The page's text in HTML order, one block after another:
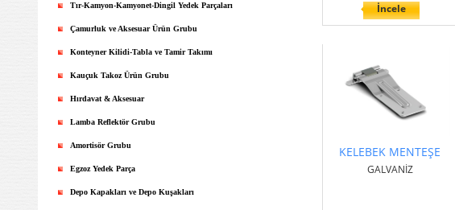
Tır-Kamyon-Kamyonet-Dingil Yedek Parçaları
Çamurluk ve Aksesuar Ürün Grubu
Konteyner Kilidi-Tabla ve Tamir Takımı
Kauçuk Takoz Ürün Grubu
Hırdavat & Aksesuar
Lamba Reflektör Grubu
Amortisör Grubu
Egzoz Yedek Parça
Depo Kapakları ve Depo Kuşakları
İncele
KELEBEK MENTEŞE
GALVANİZ